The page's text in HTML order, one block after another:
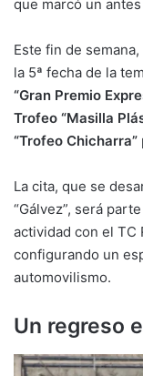
que marcó un
Este fin de semana,
la 5ª fecha de la
“Gran Premio
Trofeo “Masilla
“Trofeo Chicharra”
La cita, que se
“Gálvez”, será
actividad con el TC
configurando un
automovilismo.
Un regreso